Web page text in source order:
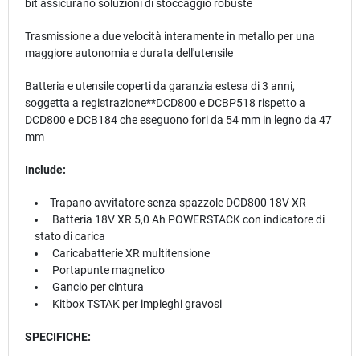
bit assicurano soluzioni di stoccaggio robuste
Trasmissione a due velocità interamente in metallo per una
maggiore autonomia e durata dell'utensile
Batteria e utensile coperti da garanzia estesa di 3 anni,
soggetta a registrazione**DCD800 e DCBP518 rispetto a
DCD800 e DCB184 che eseguono fori da 54 mm in legno da 47
mm
Include:
Trapano avvitatore senza spazzole DCD800 18V XR
Batteria 18V XR 5,0 Ah POWERSTACK con indicatore di
stato di carica
Caricabatterie XR multitensione
Portapunte magnetico
Gancio per cintura
Kitbox TSTAK per impieghi gravosi
SPECIFICHE: